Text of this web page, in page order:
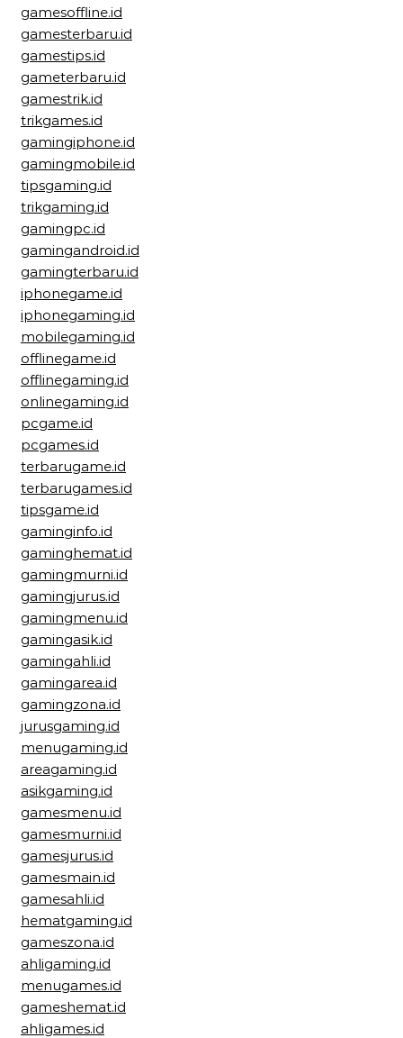
gamesoffline.id
gamesterbaru.id
gamestips.id
gameterbaru.id
gamestrik.id
trikgames.id
gamingiphone.id
gamingmobile.id
tipsgaming.id
trikgaming.id
gamingpc.id
gamingandroid.id
gamingterbaru.id
iphonegame.id
iphonegaming.id
mobilegaming.id
offlinegame.id
offlinegaming.id
onlinegaming.id
pcgame.id
pcgames.id
terbarugame.id
terbarugames.id
tipsgame.id
gaminginfo.id
gaminghemat.id
gamingmurni.id
gamingjurus.id
gamingmenu.id
gamingasik.id
gamingahli.id
gamingarea.id
gamingzona.id
jurusgaming.id
menugaming.id
areagaming.id
asikgaming.id
gamesmenu.id
gamesmurni.id
gamesjurus.id
gamesmain.id
gamesahli.id
hematgaming.id
gameszona.id
ahligaming.id
menugames.id
gameshemat.id
ahligames.id